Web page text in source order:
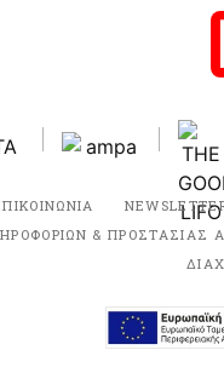
& ΠΡΟΣΤΑΣΙΑΣ